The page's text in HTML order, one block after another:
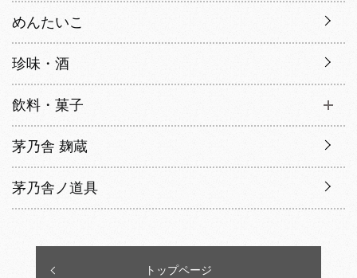
めんたいこ
珍味・酒
飲料・菓子
茅乃舎 麹蔵
茅乃舎ノ道具
トップページ